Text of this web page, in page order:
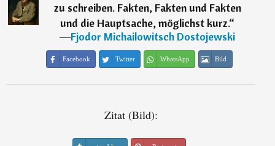
zu schreiben. Fakten, Fakten und Fakten
und die Hauptsache, möglichst kurz.“
―Fjodor Michailowitsch Dostojewski
Facebook Twitter WhatsApp Bild
Zitat (Bild):